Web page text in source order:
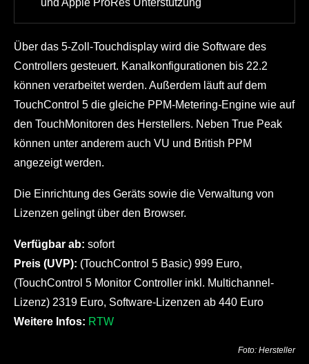
und Apple ProRes Unterstützung
Über das 5-Zoll-Touchdisplay wird die Software des
Controllers gesteuert. Kanalkonfigurationen bis 22.2
können verarbeitet werden. Außerdem läuft auf dem
TouchControl 5 die gleiche PPM-Metering-Engine wie auf
den TouchMonitoren des Herstellers. Neben True Peak
können unter anderem auch VU und British PPM
angezeigt werden.
Die Einrichtung des Geräts sowie die Verwaltung von
Lizenzen gelingt über den Browser.
Verfügbar ab: sofort
Preis (UVP): (TouchControl 5 Basic) 999 Euro,
(TouchControl 5 Monitor Controller inkl. Multichannel-
Lizenz) 2319 Euro, Software-Lizenzen ab 440 Euro
Weitere Infos: RTW
Foto: Hersteller